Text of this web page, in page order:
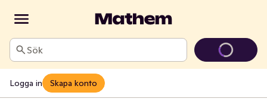
Sök
Logga in Skapa konto